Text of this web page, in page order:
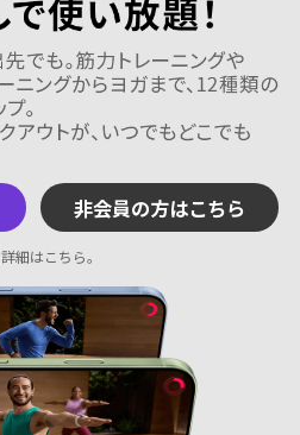
非会員の方はこちら
詳細はこちら。